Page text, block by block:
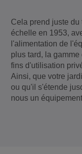
Cela prend juste du
échelle en 1953,
l'alimentation de
plus tard, la
fins d'utilisation
Ainsi, que votre
ou qu'il s'étende
nous un